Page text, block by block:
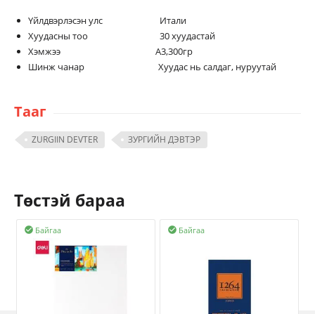
Үйлдвэрлэсэн улс Итали
Хуудасны тоо 30 хуудастай
Хэмжээ А3,300гр
Шинж чанар Хуудас нь салдаг, нуруутай
Тааг
ZURGIIN DEVTER ЗУРГИЙН ДЭВТЭР
Төстэй бараа
Байгаа
 Байгаа
